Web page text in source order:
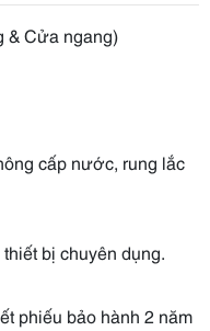
& Cửa ngang)
cấp nước, rung lắc
bị chuyên dụng.
phiếu bảo hành 2 năm